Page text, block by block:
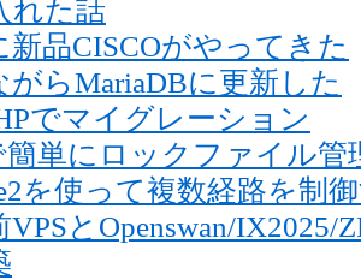
れた話
新品CISCOがやってきた
がらMariaDBに更新した
でマイグレーション
簡単にロックファイル管
を使って複数経路を制
VPSとOpenswan/